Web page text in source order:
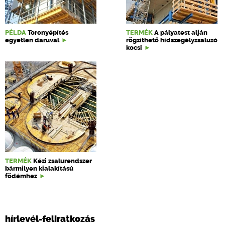
PÉLDA Toronyépítés
egyetlen daruval
TERMÉK A pályatest alján
rögzíthető hídszegélyzsaluzó
kocsi
TERMÉK Kézi zsalurendszer
bármilyen kialakítású
födémhez
hírlevél-feliratkozás